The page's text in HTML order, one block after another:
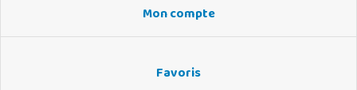
Mon compte
Favoris